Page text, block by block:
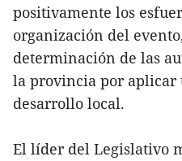
positivamente los
organización del
determinación de las
la provincia por aplicar
desarrollo local.
El líder del Legislativo